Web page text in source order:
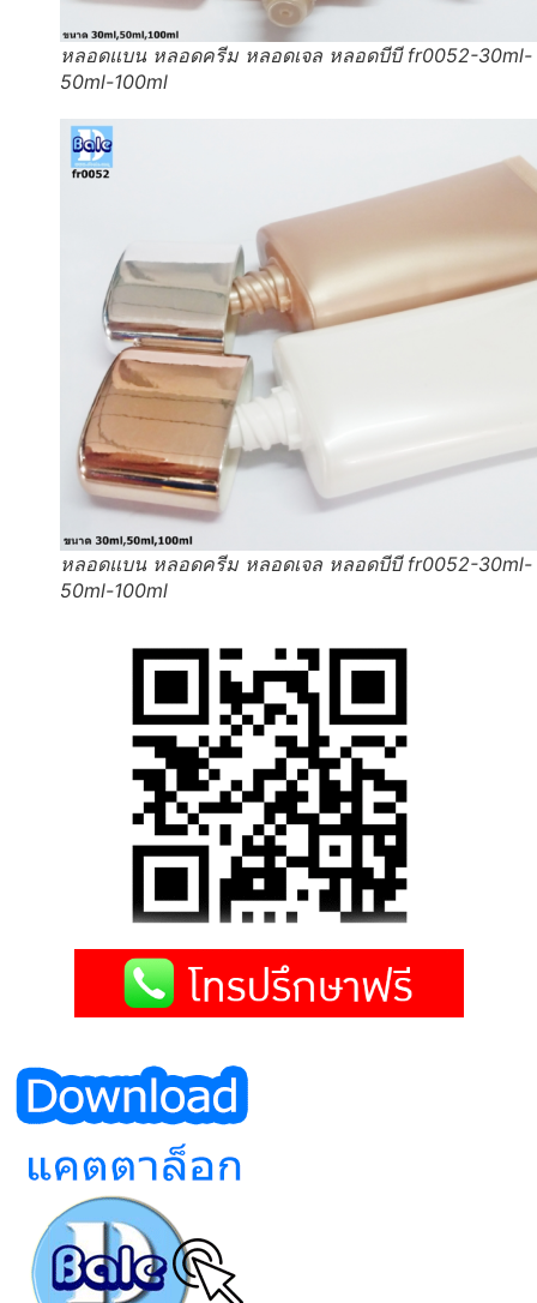
หลอดแบน หลอดครีม หลอดเจล หลอดบีบี fr0052-30ml-
50ml-100ml
หลอดแบน หลอดครีม หลอดเจล หลอดบีบี fr0052-30ml-
50ml-100ml